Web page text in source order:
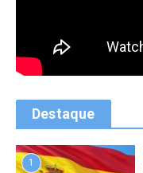
Destaque
1